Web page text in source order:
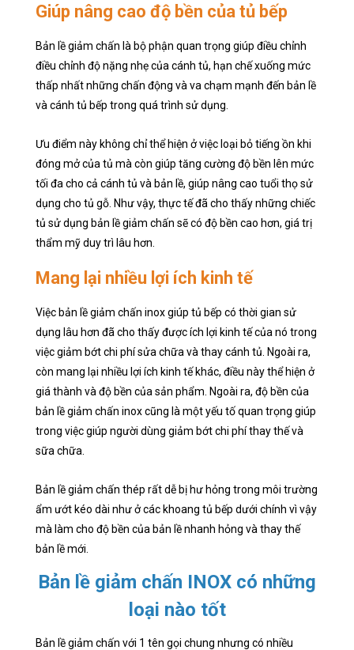
Giúp nâng cao độ bền của tủ bếp
Bản lề giảm chấn là bộ phận quan trọng giúp điều chỉnh
điều chỉnh độ nặng nhẹ của cánh tủ, hạn chế xuống mức
thấp nhất những chấn động và va chạm mạnh đến bản lề
và cánh tủ bếp trong quá trình sử dụng.
Ưu điểm này không chỉ thể hiện ở việc loại bỏ tiếng ồn khi
đóng mở của tủ mà còn giúp tăng cường độ bền lên mức
tối đa cho cả cánh tủ và bản lề, giúp nâng cao tuổi thọ sử
dụng cho tủ gỗ. Như vậy, thực tế đã cho thấy những chiếc
tủ sử dụng bản lề giảm chấn sẽ có độ bền cao hơn, giá trị
thẩm mỹ duy trì lâu hơn.
Mang lại nhiều lợi ích kinh tế
Việc bản lề giảm chấn inox giúp tủ bếp có thời gian sử
dụng lâu hơn đã cho thấy được ích lợi kinh tế của nó trong
việc giảm bớt chi phí sửa chữa và thay cánh tủ. Ngoài ra,
còn mang lại nhiều lợi ích kinh tế khác, điều này thể hiện ở
giá thành và độ bền của sản phẩm. Ngoài ra, độ bền của
bản lề giảm chấn inox cũng là một yếu tố quan trọng giúp
trong việc giúp người dùng giảm bớt chi phí thay thế và
sữa chữa.
Bản lề giảm chấn thép rất dễ bị hư hỏng trong môi trường
ẩm ướt kéo dài như ở các khoang tủ bếp dưới chính vì vậy
mà làm cho độ bền của bản lề nhanh hỏng và thay thế
bản lề mới.
Bản lề giảm chấn INOX có những
loại nào tốt
Bản lề giảm chấn với 1 tên gọi chung nhưng có nhiều